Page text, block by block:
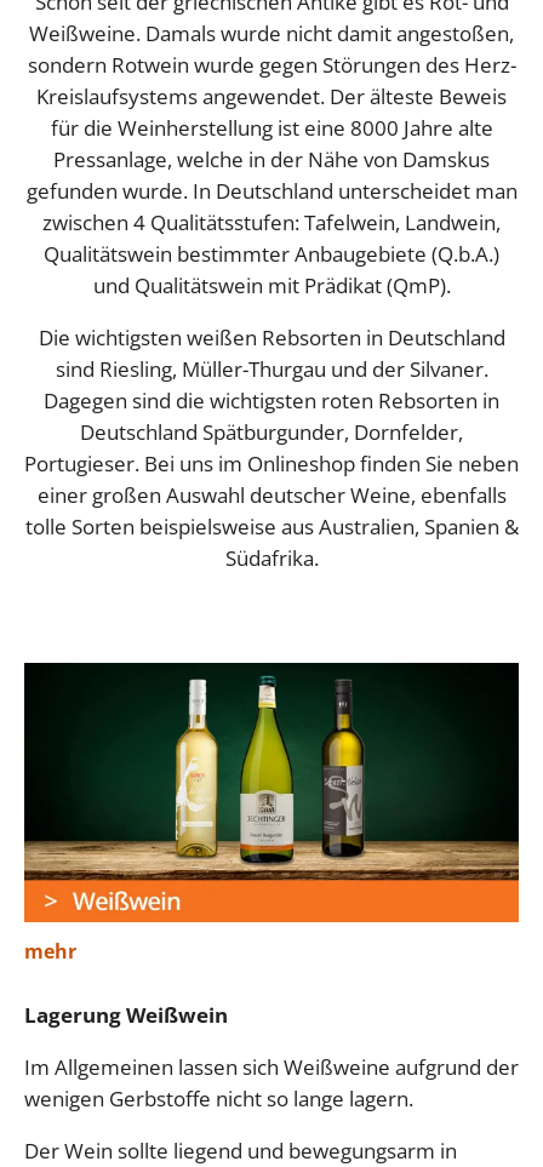
Weißweine. Damals wurde nicht damit angestoßen,
sondern Rotwein wurde gegen Störungen des Herz-
Kreislaufsystems angewendet. Der älteste Beweis
für die Weinherstellung ist eine 8000 Jahre alte
Pressanlage, welche in der Nähe von Damskus
gefunden wurde. In Deutschland unterscheidet man
zwischen 4 Qualitätsstufen: Tafelwein, Landwein,
Qualitätswein bestimmter Anbaugebiete (Q.b.A.)
und Qualitätswein mit Prädikat (QmP).
Die wichtigsten weißen Rebsorten in Deutschland
sind Riesling, Müller-Thurgau und der Silvaner.
Dagegen sind die wichtigsten roten Rebsorten in
Deutschland Spätburgunder, Dornfelder,
Portugieser. Bei uns im Onlineshop finden Sie neben
einer großen Auswahl deutscher Weine, ebenfalls
tolle Sorten beispielsweise aus Australien, Spanien &
Südafrika.
mehr
Lagerung Weißwein
Im Allgemeinen lassen sich Weißweine aufgrund der
wenigen Gerbstoffe nicht so lange lagern.
Der Wein sollte liegend und bewegungsarm in